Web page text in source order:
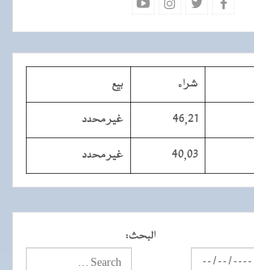
شراء بيع
46,21 غير محدد
40,03 غير محدد
البحث: